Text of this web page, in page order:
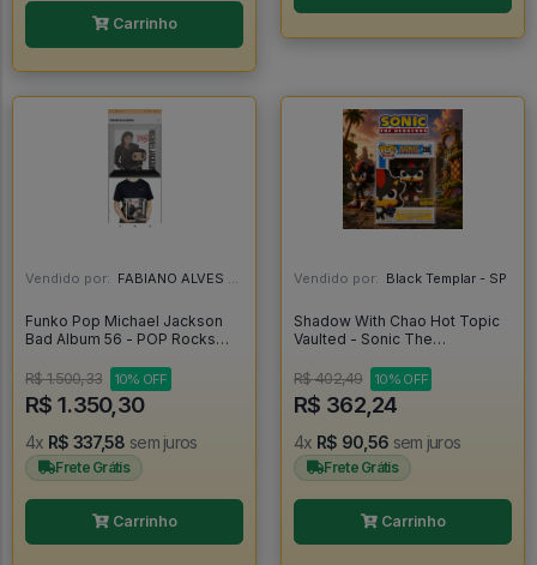
Carrinho
Vendido por: FABIANO ALVES - RJ
Funko Pop Michael Jackson
Bad Album 56 - POP Rocks
R$ 1.500,33
10% OFF
R$ 1.350,30
4x R$ 337,58 sem juros
Frete Grátis
Carrinho
Vendido por: Black Templar - SP
Shadow With Chao Hot Topic
Vaulted - Sonic The
R$ 402,49
10% OFF
R$ 362,24
4x R$ 90,56 sem juros
Frete Grátis
Carrinho